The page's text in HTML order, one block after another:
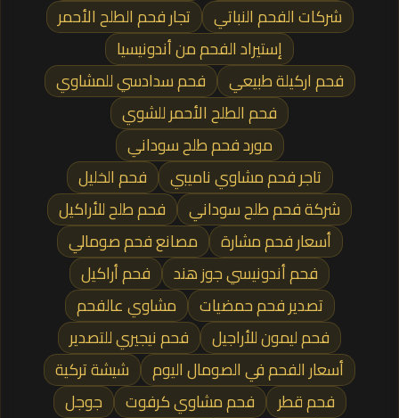
شركات الفحم النباتي
تجار فحم الطلح الأحمر
إستيراد الفحم من أندونيسيا
فحم اركيلة طبيعي
فحم سدادسي للمشاوي
فحم الطلح الأحمر للشوي
مورد فحم طلح سوداني
تاجر فحم مشاوي ناميبي
فحم الخليل
شركة فحم طلح سوداني
فحم طلح للأراكيل
أسعار فحم مشارة
مصانع فحم صومالي
فحم أندونيسي جوز هند
فحم أراكيل
تصدير فحم حمضيات
مشاوي عالفحم
فحم ليمون للأراجيل
فحم نيجيري للتصدير
أسعار الفحم في الصومال اليوم
شيشة تركية
فحم قطر
فحم مشاوي كرفوت
جوجل